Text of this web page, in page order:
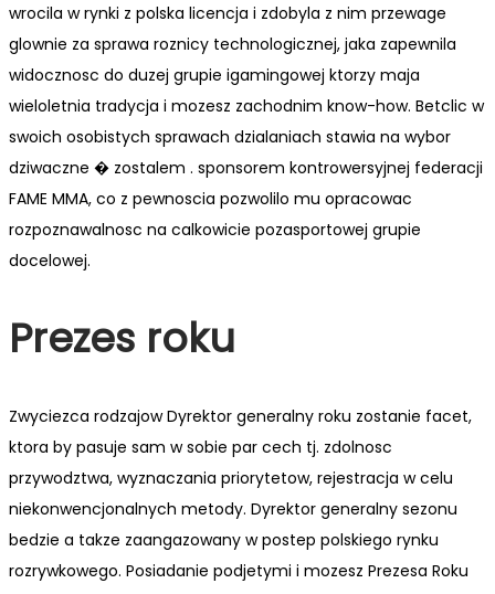
wrocila w rynki z polska licencja i zdobyla z nim przewage
glownie za sprawa roznicy technologicznej, jaka zapewnila
widocznosc do duzej grupie igamingowej ktorzy maja
wieloletnia tradycja i mozesz zachodnim know-how. Betclic w
swoich osobistych sprawach dzialaniach stawia na wybor
dziwaczne � zostalem . sponsorem kontrowersyjnej federacji
FAME MMA, co z pewnoscia pozwolilo mu opracowac
rozpoznawalnosc na calkowicie pozasportowej grupie
docelowej.
Prezes roku
Zwyciezca rodzajow Dyrektor generalny roku zostanie facet,
ktora by pasuje sam w sobie par cech tj. zdolnosc
przywodztwa, wyznaczania priorytetow, rejestracja w celu
niekonwencjonalnych metody. Dyrektor generalny sezonu
bedzie a takze zaangazowany w postep polskiego rynku
rozrywkowego. Posiadanie podjetymi i mozesz Prezesa Roku